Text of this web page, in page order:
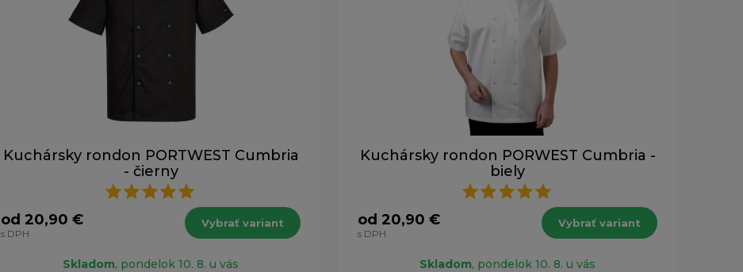
Kuchársky rondon PORTWEST Cumbria
- čierny
od 20,90 €
s DPH
Vybrať variant
Skladom, pondelok 10. 8. u vás
Kuchársky rondon PORWEST Cumbria -
biely
od 20,90 €
s DPH
Vybrať variant
Skladom, pondelok 10. 8. u vás